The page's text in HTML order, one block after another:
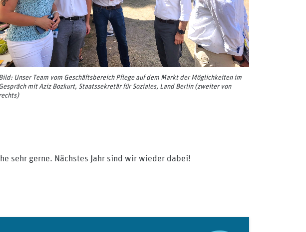
Unser Team vom Geschäftsbereich Pflege auf dem Markt der Möglichkeiten im
mit Aziz Bozkurt, Staatssekretär für Soziales, Land Berlin (zweiter von
sehr gerne. Nächstes Jahr sind wir wieder dabei!